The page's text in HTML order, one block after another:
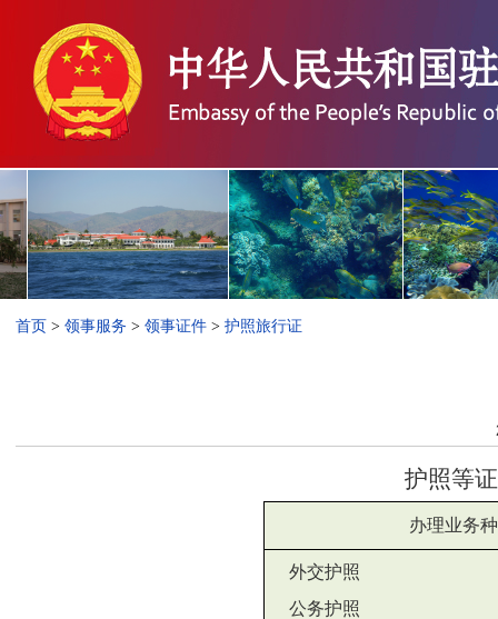
首页 > 领事服务 > 领事证件> 护照旅行证
护照等
办理业务
外交护照
公务护照